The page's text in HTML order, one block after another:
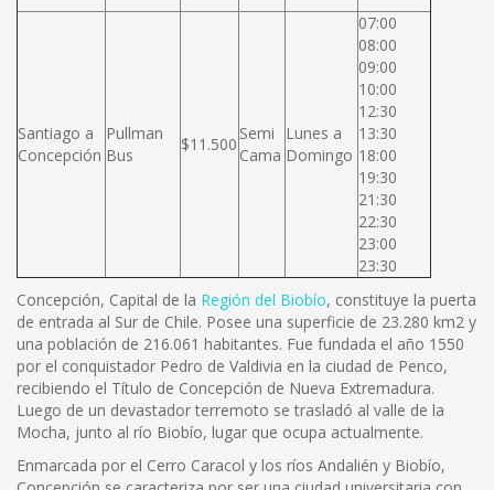
Santiago a
Concepción
Pullman
Bus
$11.500
Semi
Cama
Lunes a
Domingo
07:00
08:00
09:00
10:00
12:30
13:30
18:00
19:30
21:30
22:30
23:00
23:30
Concepción, Capital de la Región del Biobío, constituye la puerta
de entrada al Sur de Chile. Posee una superficie de 23.280 km2 y
una población de 216.061 habitantes. Fue fundada el año 1550
por el conquistador Pedro de Valdivia en la ciudad de Penco,
recibiendo el Título de Concepción de Nueva Extremadura.
Luego de un devastador terremoto se trasladó al valle de la
Mocha, junto al río Biobío, lugar que ocupa actualmente.
Enmarcada por el Cerro Caracol y los ríos Andalién y Biobío,